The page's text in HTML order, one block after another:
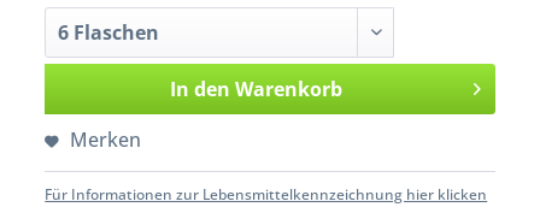
In den Warenkorb
Merken
Für Informationen zur Lebensmittelkennzeichnung hier klicken